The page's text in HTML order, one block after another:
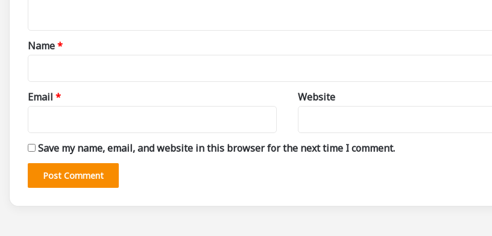
*
Name*
Email * Website
Save my name, email, and website in this browser for the next time I comment.